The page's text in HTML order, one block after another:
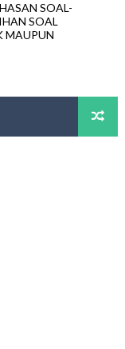
SOAL-
SOAL
MAUPUN